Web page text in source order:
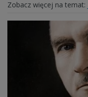
Zobacz więcej na temat: